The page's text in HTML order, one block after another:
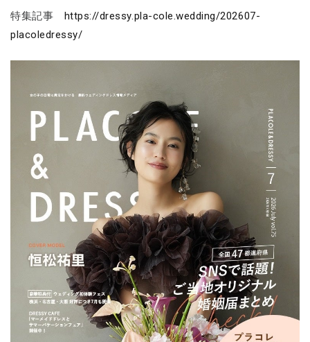
特集記事
https://dressy.pla-cole.wedding/202607-
placoledressy/